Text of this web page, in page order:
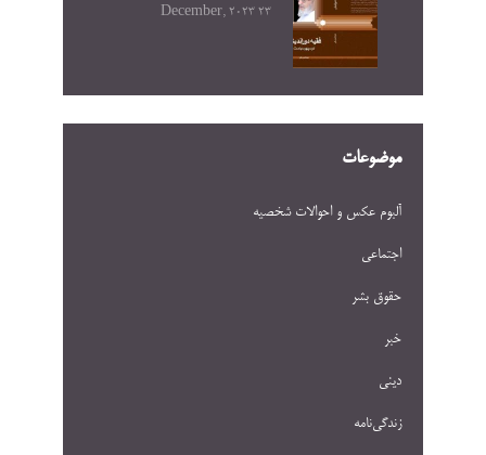
23 December, 2023
موضوعات
آلبوم عکس و احوالات شخصيه
اجتماعی
حقوق بشر
خبر
دینی
زندگی‌نامه